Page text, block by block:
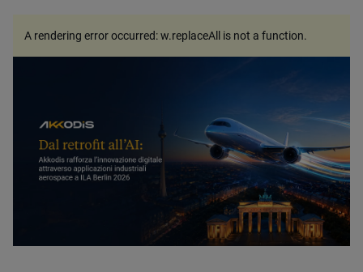
A rendering error occurred:w.replaceAll is not a function.